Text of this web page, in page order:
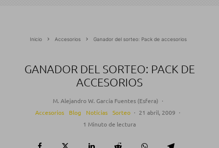
Inicio Accesorios Ganador del sorteo: Pack de accesorios
GANADOR DEL SORTEO: PACK DE
ACCESORIOS
M. Alejandro W. García Fuentes (Esfera) ·
Accesorios
Blog Noticias Sorteo · 21 abril, 2009 ·
1 Minuto de lectura